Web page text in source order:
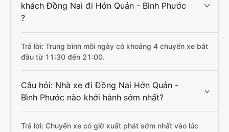
khách Đồng Nai đi Hớn Quản - Bình Phước
?
Trả lời: Trung bình mỗi ngày có khoảng 4 chuyến xe bắt
đầu từ 11:30 đến 21:00.
Câu hỏi: Nhà xe đi Đồng Nai Hớn Quản -
Bình Phước nào khởi hành sớm nhất?
Trả lời: Chuyến xe có giờ xuất phát sớm nhất vào lúc